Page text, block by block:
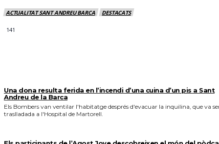
ACTUALITAT SANT ANDREU BARCA DESTACATS
141
Una dona resulta ferida en l’incendi d’una cuina d’un pis a Sant
Andreu de la Barca
Els Bombers van ventilar l'habitatge després d'evacuar la inquilina, que va
traslladada a l'Hospital de Martorell.